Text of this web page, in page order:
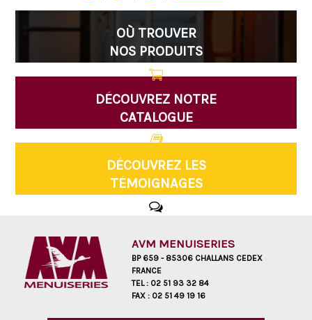
OÙ TROUVER
NOS PRODUITS
DÉCOUVREZ NOTRE
CATALOGUE
DÉCOUVREZ LES
TÉMOIGNAGES
AVM MENUISERIES
BP 659 - 85306 CHALLANS CEDEX
FRANCE
TEL : 02 51 93 32 84
FAX : 02 51 49 19 16